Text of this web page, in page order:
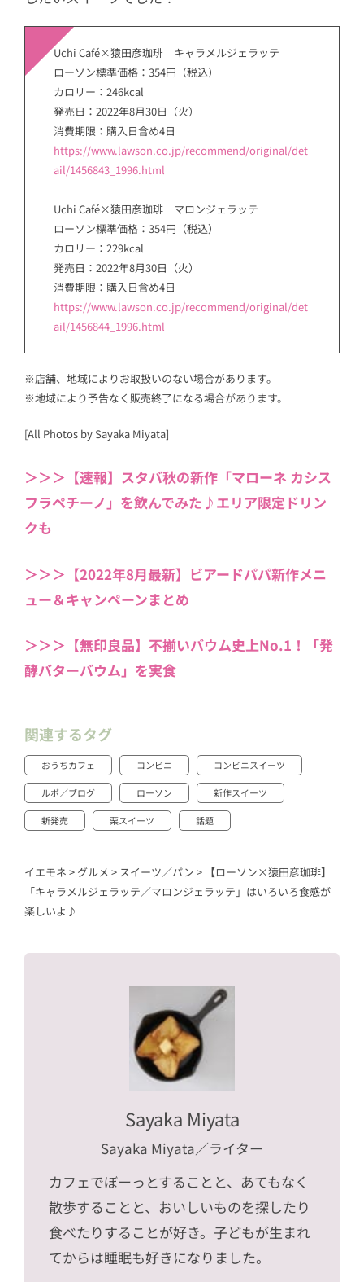
Uchi Café×猿田彦珈琲 キャラメルジェラッテ
ローソン標準価格：354円（税込）
カロリー：246kcal
発売日：2022年8月30日（火）
消費期限：購入日含め4日
https://www.lawson.co.jp/recommend/original/det
ail/1456843_1996.html
Uchi Café×猿田彦珈琲 マロンジェラッテ
ローソン標準価格：354円（税込）
カロリー：229kcal
発売日：2022年8月30日（火）
消費期限：購入日含め4日
https://www.lawson.co.jp/recommend/original/det
ail/1456844_1996.html
※店舗、地域によりお取扱いのない場合があります。
※地域により予告なく販売終了になる場合があります。
[All Photos by Sayaka Miyata]
＞＞＞【速報】スタバ秋の新作「マローネ カシス
フラペチーノ」を飲んでみた♪エリア限定ドリン
クも
＞＞＞【2022年8月最新】ビアードパパ新作メニ
ュー＆キャンペーンまとめ
＞＞＞【無印良品】不揃いバウム史上No.1！「発
酵バターバウム」を実食
関連するタグ
おうちカフェ コンビニ コンビニスイーツ
ルポ／ブログ ローソン 新作スイーツ
新発売 栗スイーツ 話題
イエモネ > グルメ > スイーツ／パン > 【ローソン×猿田彦珈琲】
「キャラメルジェラッテ／マロンジェラッテ」はいろいろ食感が
楽しいよ♪
Sayaka Miyata
Sayaka Miyata／ライター
カフェでぼーっとすることと、あてもなく
散歩することと、おいしいものを探したり
食べたりすることが好き。子どもが生まれ
てからは睡眠も好きになりました。